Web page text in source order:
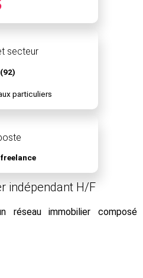
secteur
particuliers
indépendant H/F
réseau immobilier composé